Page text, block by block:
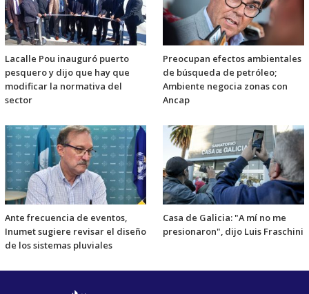
Lacalle Pou inauguró puerto
pesquero y dijo que hay que
modificar la normativa del
sector
Preocupan efectos ambientales
de búsqueda de petróleo;
Ambiente negocia zonas con
Ancap
Ante frecuencia de eventos,
Inumet sugiere revisar el diseño
de los sistemas pluviales
Casa de Galicia: "A mí no me
presionaron", dijo Luis Fraschini